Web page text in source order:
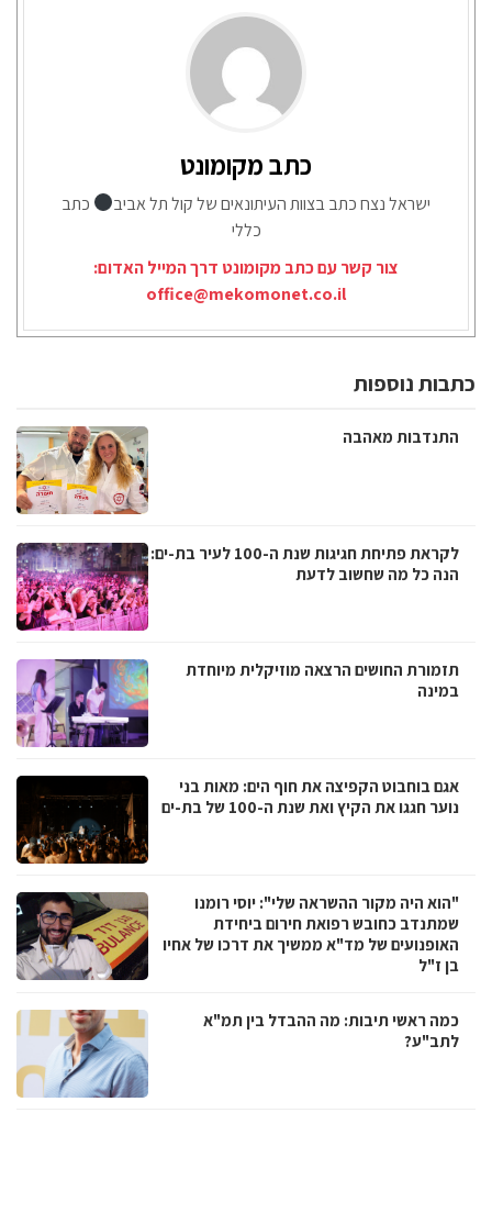
כתב מקומונט
ישראל נצח כתב בצוות העיתונאים של קול תל אביב
כתב
כללי
צור קשר עם כתב מקומונט דרך המייל האדום:
office@mekomonet.co.il
כתבות נוספות
התנדבות מאהבה
לקראת פתיחת חגיגות שנת ה-100 לעיר בת-ים:
הנה כל מה שחשוב לדעת
תזמורת החושים הרצאה מוזיקלית מיוחדת
במינה
אגם בוחבוט הקפיצה את חוף הים: מאות בני
נוער חגגו את הקיץ ואת שנת ה-100 של בת-ים
"הוא היה מקור ההשראה שלי": יוסי רומנו
שמתנדב כחובש רפואת חירום ביחידת
האופנועים של מד"א ממשיך את דרכו של אחיו
בן ז"ל
כמה ראשי תיבות: מה ההבדל בין תמ"א
לתב"ע?